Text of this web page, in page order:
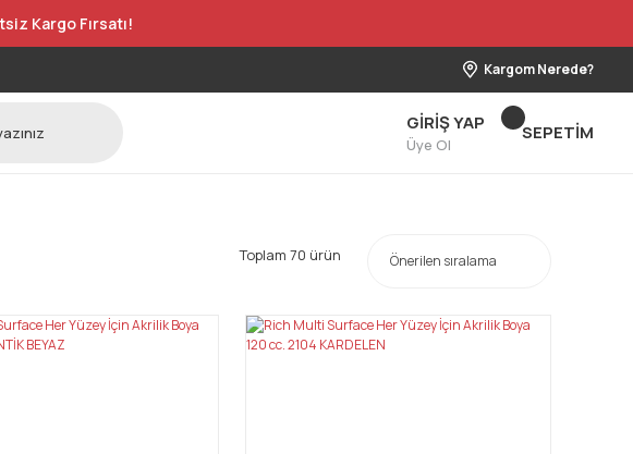
Kargo Fırsatı!
Kargom Nerede?
GİRİŞ YAP
Üye Ol
SEPETİM
Toplam 70 ürün